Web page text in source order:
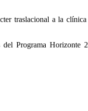
traslacional a la
Programa